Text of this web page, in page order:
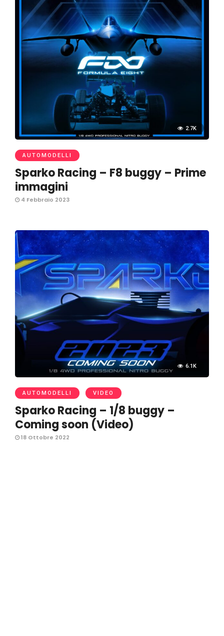
2.7K
AUTOMODELLI
Sparko Racing – F8 buggy – Prime
immagini
4 Febbraio 2023
6.1K
AUTOMODELLI VIDEO
Sparko Racing – 1/8 buggy –
Coming soon (Video)
18 Ottobre 2022